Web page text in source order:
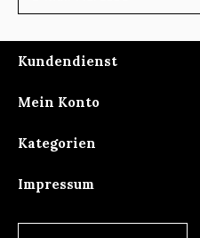
Kundendienst
Mein Konto
Kategorien
Impressum